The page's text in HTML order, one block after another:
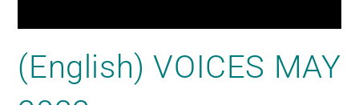
(English) VOICES MAY